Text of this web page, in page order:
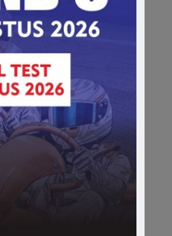
Motor Sport Optimis
Engine Bikin Gio
Cup Prix 2026
FA Wibowo Kibarkan